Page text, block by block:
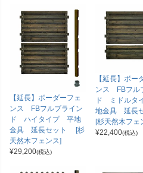
【延長】ボーダーフェ
ンス FBフルブライン
ド ハイタイプ 平地
金具 延長セット [杉
天然木フェンス]
¥29,200(税込)
【延長】ボー
ンス FBフル
ド ミドルタ
地金具 延長
[杉天然木フェ
¥22,400(税込)